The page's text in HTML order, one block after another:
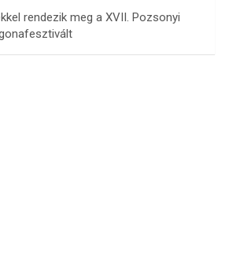
rendezik meg a XVII. Pozsonyi